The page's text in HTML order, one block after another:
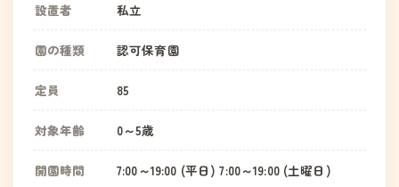
設置者 私立
園の種類 認可保育園
定員 85
対象年齢 0～5歳
開園時間 7:00～19:00 (平日) 7:00～19:00 (土曜日)